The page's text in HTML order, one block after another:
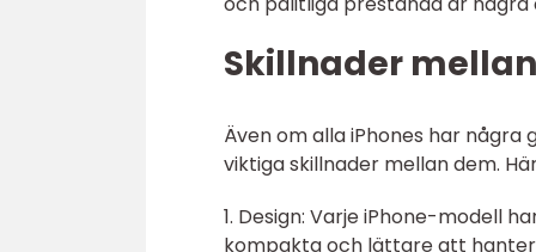
Skillnader
Även om alla iPhones har
viktiga skillnader mellan dem.
1. Design: Varje iPhone-modell
kompakta och lättare att